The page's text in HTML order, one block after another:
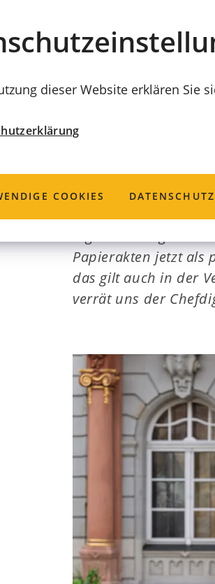
dieser Website erklären Sie
COOKIES
1
schon
Papierakten jetzt als
das gilt auch in der
verrät uns der